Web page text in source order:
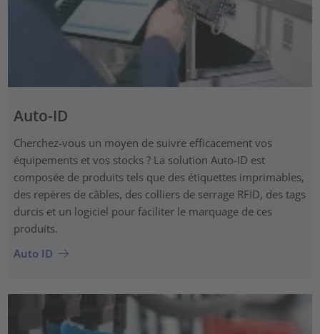
Auto-ID
Cherchez-vous un moyen de suivre efficacement vos
équipements et vos stocks ? La solution Auto-ID est
composée de produits tels que des étiquettes imprimables,
des repères de câbles, des colliers de serrage RFID, des tags
durcis et un logiciel pour faciliter le marquage de ces
produits.
Auto ID